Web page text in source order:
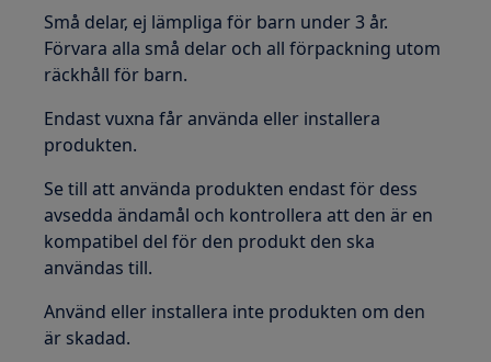
Små delar, ej lämpliga för barn under 3 år.
Förvara alla små delar och all förpackning utom
räckhåll för barn.
Endast vuxna får använda eller installera
produkten.
Se till att använda produkten endast för dess
avsedda ändamål och kontrollera att den är en
kompatibel del för den produkt den ska
användas till.
Använd eller installera inte produkten om den
är skadad.